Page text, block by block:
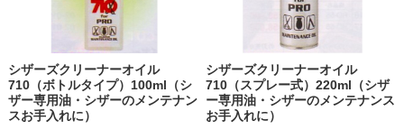
シザーズクリーナーオイル
710（ボトルタイプ）100ml（シ
ザー専用油・シザーのメンテナン
スお手入れに）
シザーズクリーナーオイル
710（スプレー式）220ml（シザ
ー専用油・シザーのメンテナンス
お手入れに）